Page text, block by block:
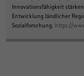
Innovationsfähigkeit
Entwicklung ländlicher
Sozialforschung. https://